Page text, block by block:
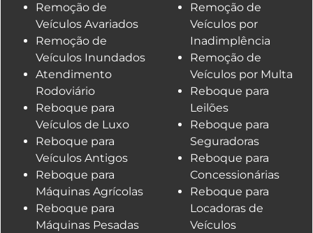
Remoção de
Veículos Avariados
Remoção de
Veículos Inundados
Atendimento
Rodoviário
Reboque para
Veículos de Luxo
Reboque para
Veículos Antigos
Reboque para
Máquinas Agrícolas
Reboque para
Máquinas Pesadas
Remoção de
Veículos por
Inadimplência
Remoção de
Veículos por Multa
Reboque para
Leilões
Reboque para
Seguradoras
Reboque para
Concessionárias
Reboque para
Locadoras de
Veículos